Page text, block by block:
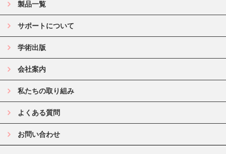
製品一覧
サポートについて
学術出版
会社案内
私たちの取り組み
よくある質問
お問い合わせ